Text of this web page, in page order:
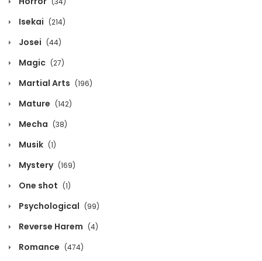
Volume 8 Chapter 4
April 2, 2022
Volume 8 Chapter 3
April 2, 2022
Volume 8 Chapter 2
April 2, 2022
Volume 8 Chapter 1
April 2, 2022
April 2, 2022
Isekai (214)
Josei (44)
Magic (27)
Martial Arts (196)
Mature (142)
Mecha (38)
Musik (1)
Mystery (169)
One shot (1)
Psychological (99)
Reverse Harem (4)
Romance (474)